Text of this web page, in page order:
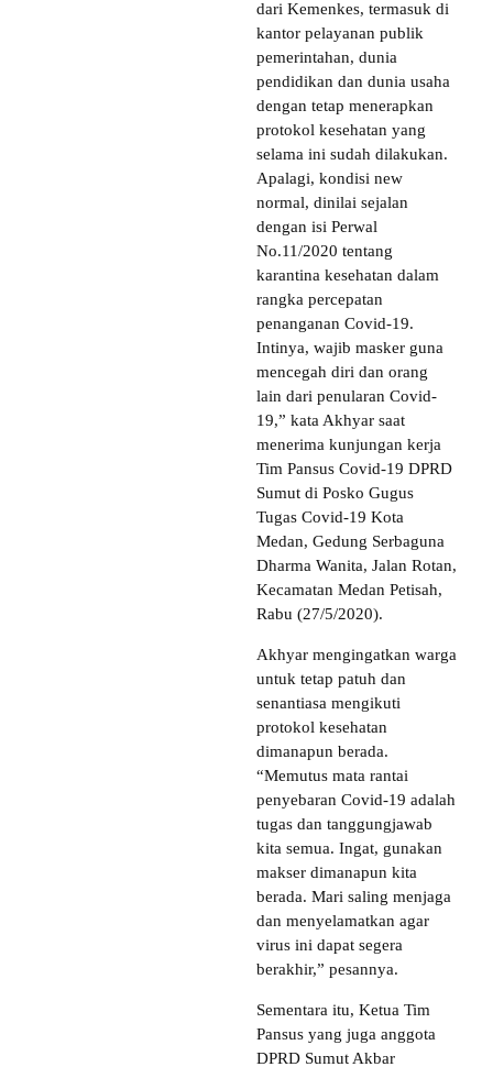
dari Kemenkes, termasuk di
kantor pelayanan publik
pemerintahan, dunia
pendidikan dan dunia usaha
dengan tetap menerapkan
protokol kesehatan yang
selama ini sudah dilakukan.
Apalagi, kondisi new
normal, dinilai sejalan
dengan isi Perwal
No.11/2020 tentang
karantina kesehatan dalam
rangka percepatan
penanganan Covid-19.
Intinya, wajib masker guna
mencegah diri dan orang
lain dari penularan Covid-
19,” kata Akhyar saat
menerima kunjungan kerja
Tim Pansus Covid-19 DPRD
Sumut di Posko Gugus
Tugas Covid-19 Kota
Medan, Gedung Serbaguna
Dharma Wanita, Jalan Rotan,
Kecamatan Medan Petisah,
Rabu (27/5/2020).
Akhyar mengingatkan warga
untuk tetap patuh dan
senantiasa mengikuti
protokol kesehatan
dimanapun berada.
“Memutus mata rantai
penyebaran Covid-19 adalah
tugas dan tanggungjawab
kita semua. Ingat, gunakan
makser dimanapun kita
berada. Mari saling menjaga
dan menyelamatkan agar
virus ini dapat segera
berakhir,” pesannya.
Sementara itu, Ketua Tim
Pansus yang juga anggota
DPRD Sumut Akbar